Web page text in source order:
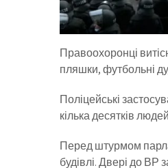
Правоохоронці
пляшки, футбольні
Поліцейські
кілька десятків
Перед штурмом
будівлі. Двері до ВР